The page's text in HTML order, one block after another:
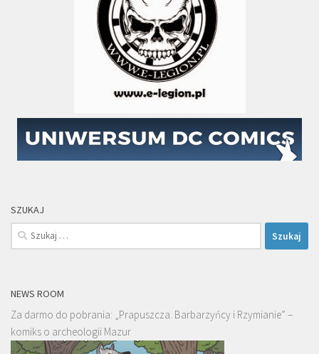
SZUKAJ
Szukaj:
NEWS ROOM
Za darmo do pobrania: „Prapuszcza. Barbarzyńcy i Rzymianie” –
komiks o archeologii Mazur